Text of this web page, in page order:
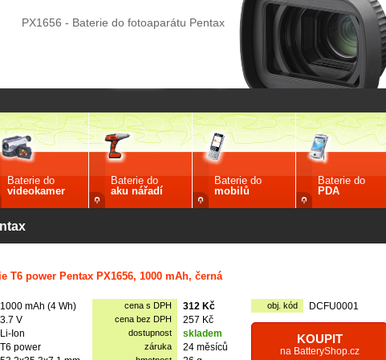
PX1656 - Baterie do fotoaparátu Pentax
Baterie do
videokamer
Baterie do
aku nářadí
Baterie do
mobilů
Baterie do
PDA
T6 power Pentax PX1656, 1000 mAh, černá
1000 mAh (4 Wh) cena s DPH 312 Kč obj. kód DCFU0001
3.7 V cena bez DPH 257 Kč
KOUPIT
na BatteryShop.cz
Li-Ion dostupnost skladem
T6 power záruka 24 měsíců